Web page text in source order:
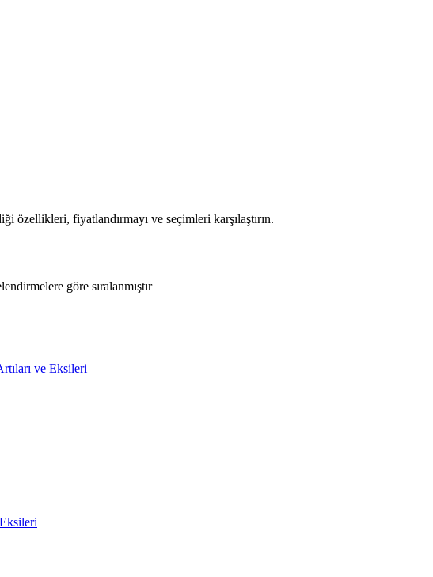
özellikleri, fiyatlandırmayı ve seçimleri karşılaştırın.
göre sıralanmıştır
ve Eksileri